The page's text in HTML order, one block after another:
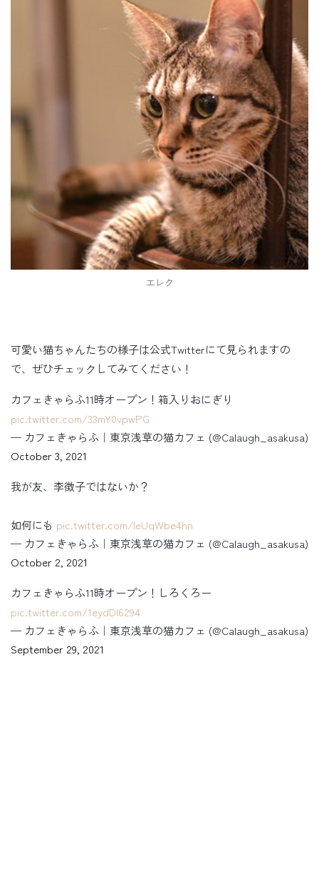
エレク
可愛い猫ちゃんたちの様子は公式Twitterにて見られますの
で、ぜひチェックしてみてください！
カフェきゃらふ11時オープン！箱入りおにぎり
pic.twitter.com/33mY0vpwPG
— カフェきゃらふ｜東京浅草の猫カフェ (@Calaugh_asakusa)
October 3, 2021
我が友、李徴子ではないか？
如何にも pic.twitter.com/IeUqWbe4hn
— カフェきゃらふ｜東京浅草の猫カフェ (@Calaugh_asakusa)
October 2, 2021
カフェきゃらふ11時オープン！しろくろー
pic.twitter.com/1eydDl6294
— カフェきゃらふ｜東京浅草の猫カフェ (@Calaugh_asakusa)
September 29, 2021